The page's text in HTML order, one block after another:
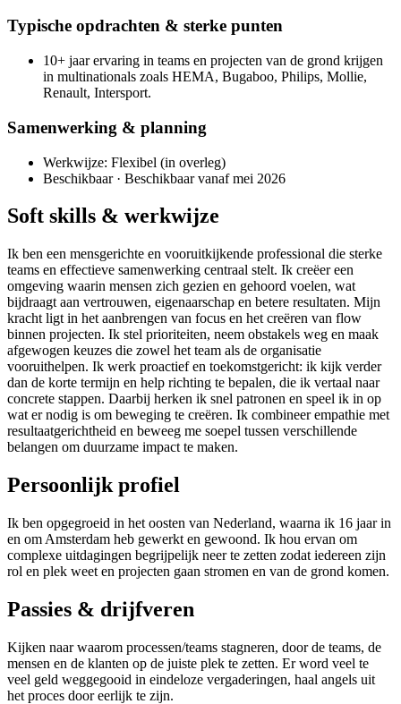
Typische opdrachten & sterke punten
10+ jaar ervaring in teams en projecten van de grond krijgen
in multinationals zoals HEMA, Bugaboo, Philips, Mollie,
Renault, Intersport.
Samenwerking & planning
Werkwijze: Flexibel (in overleg)
Beschikbaar · Beschikbaar vanaf mei 2026
Soft skills & werkwijze
Ik ben een mensgerichte en vooruitkijkende professional die sterke
teams en effectieve samenwerking centraal stelt. Ik creëer een
omgeving waarin mensen zich gezien en gehoord voelen, wat
bijdraagt aan vertrouwen, eigenaarschap en betere resultaten. Mijn
kracht ligt in het aanbrengen van focus en het creëren van flow
binnen projecten. Ik stel prioriteiten, neem obstakels weg en maak
afgewogen keuzes die zowel het team als de organisatie
vooruithelpen. Ik werk proactief en toekomstgericht: ik kijk verder
dan de korte termijn en help richting te bepalen, die ik vertaal naar
concrete stappen. Daarbij herken ik snel patronen en speel ik in op
wat er nodig is om beweging te creëren. Ik combineer empathie met
resultaatgerichtheid en beweeg me soepel tussen verschillende
belangen om duurzame impact te maken.
Persoonlijk profiel
Ik ben opgegroeid in het oosten van Nederland, waarna ik 16 jaar in
en om Amsterdam heb gewerkt en gewoond. Ik hou ervan om
complexe uitdagingen begrijpelijk neer te zetten zodat iedereen zijn
rol en plek weet en projecten gaan stromen en van de grond komen.
Passies & drijfveren
Kijken naar waarom processen/teams stagneren, door de teams, de
mensen en de klanten op de juiste plek te zetten. Er word veel te
veel geld weggegooid in eindeloze vergaderingen, haal angels uit
het proces door eerlijk te zijn.